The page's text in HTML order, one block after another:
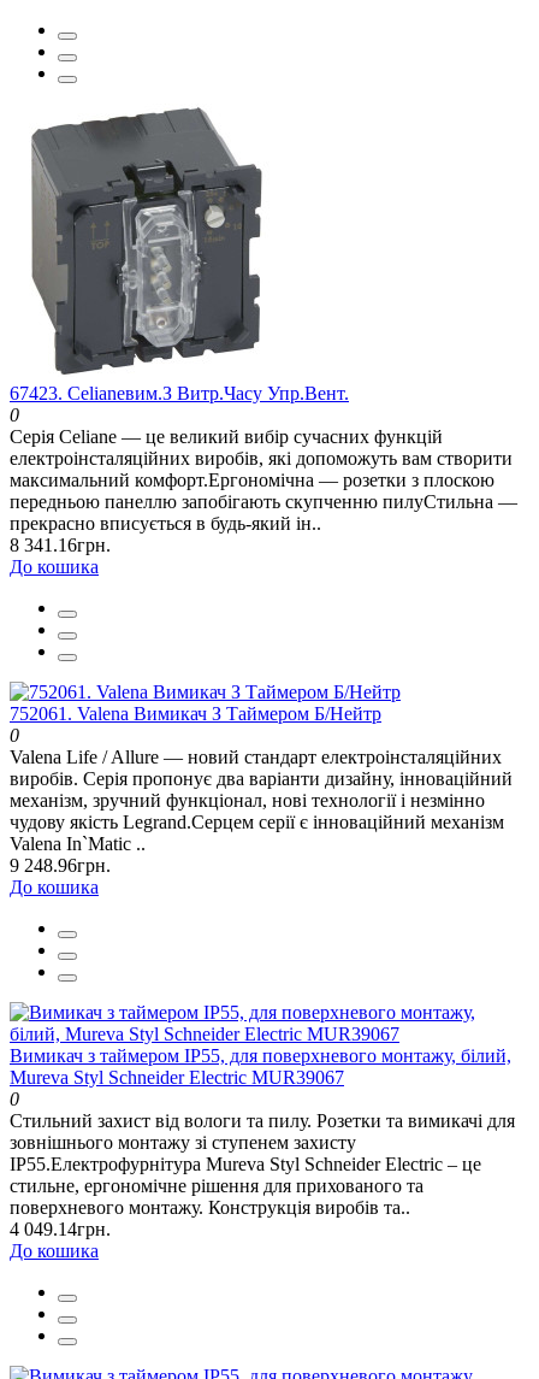
67423. Celianeвим.З Витр.Часу Упр.Вент.
0
Серія Celiane — це великий вибір сучасних функцій
електроінсталяційних виробів, які допоможуть вам створити
максимальний комфорт.Ергономічна — розетки з плоскою
передньою панеллю запобігають скупченню пилуСтильна —
прекрасно вписується в будь-який ін..
8 341.16грн.
До кошика
752061. Valena Вимикач З Таймером Б/Нейтр
0
Valena Life / Allure — новий стандарт електроінсталяційних
виробів. Серія пропонує два варіанти дизайну, інноваційний
механізм, зручний функціонал, нові технології і незмінно
чудову якість Legrand.Серцем серії є інноваційний механізм
Valena In`Matic ..
9 248.96грн.
До кошика
Вимикач з таймером IP55, для поверхневого монтажу, білий,
Mureva Styl Schneider Electric MUR39067
0
Cтильний захист від вологи та пилу. Розетки та вимикачі для
зовнішнього монтажу зі ступенем захисту
ІР55.Електрофурнітура Mureva Styl Schneider Electric – це
стильне, ергономічне рішення для прихованого та
поверхневого монтажу. Конструкція виробів та..
4 049.14грн.
До кошика